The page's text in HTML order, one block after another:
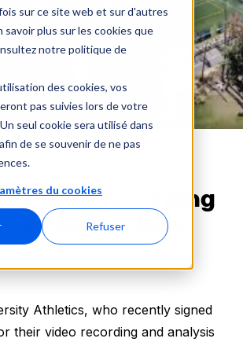
sur ce site web et sur d'autres
savoir plus sur les cookies que
notre politique de
des cookies, vos
pas suivies lors de votre
seul cookie sera utilisé dans
de se souvenir de ne pas
du cookies
Refuser
1 UNIVERSITY.
Spiideo recording
technology
Athletics, who recently signed
their video recording and analysis